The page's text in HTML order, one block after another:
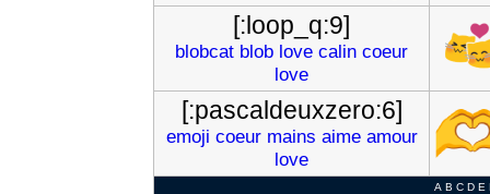
[:loop_q:9]
blobcat blob love calin coeur
love
[:pascaldeuxzero:6]
emoji coeur mains aime amour
love
A B C D E